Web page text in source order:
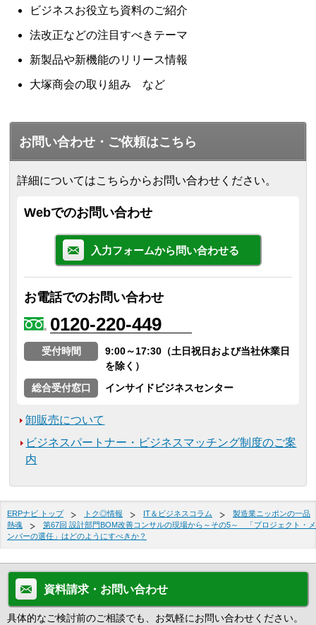
ビジネスお役立ち資料のご紹介
法改正などの注目すべきテーマ
新製品や新機能のリリース情報
大塚商会の取り組み など
お問い合わせ・ご依頼はこちら
詳細についてはこちらからお問い合わせください。
Webでのお問い合わせ
入力フォームから問い合わせる
お電話でのお問い合わせ
0120-220-449
受付時間
9:00～17:30（土日祝日および当社休業日
を除く）
総合受付窓口
インサイドビジネスセンター
卸販売について
ビジネスパートナー・ビジネスマッチング制度のご案
内
ERPナビ トップ トク◎情報 IT＆ビジネスコラム
製造業ニッポンの一品
熱魂
第67回 設計部門BOM改善コンサルの現場から～その5～ 「プロジェクト・メ
ンバーの選任」はどのようにすべきか？
資料請求・お問い合わせ
具体的なご検討前のご相談でも、お気軽にお問い合わせください。